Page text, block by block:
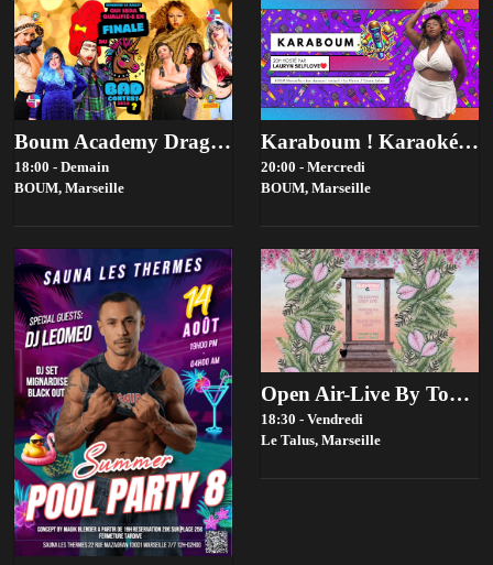
Boum Academy Drag Contest 2026 - Bad Contest-Tiers …
18:00 - Demain
BOUM, Marseille
Karaboum ! Karaoké Hosté Par Lauryn Selflove
20:00 - Mercredi
BOUM, Marseille
Open Air-Live By Toupie Sound X Slowmow
18:30 - Vendredi
Le Talus, Marseille